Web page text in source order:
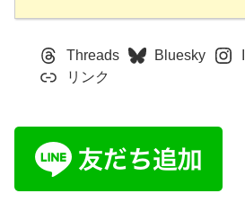
Threads Bluesky
リンク